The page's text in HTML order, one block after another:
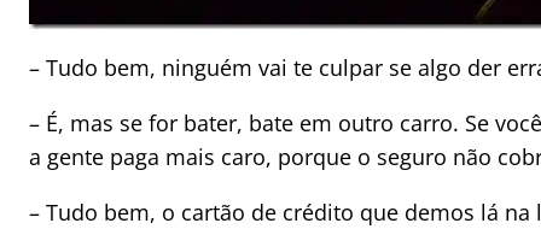
– Tudo bem, ninguém vai te culpar se algo der
– É, mas se for bater, bate em outro carro. Se
a gente paga mais caro, porque o seguro não
– Tudo bem, o cartão de crédito que demos lá na